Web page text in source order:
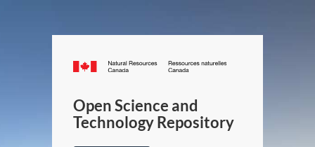
Canada.ca
/
Canada
Open Science and
Technology Repository